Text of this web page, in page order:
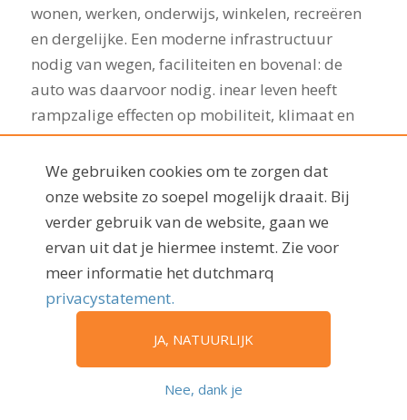
wonen, werken, onderwijs, winkelen, recreëren
en dergelijke. Een moderne infrastructuur
nodig van wegen, faciliteiten en bovenal: de
auto was daarvoor nodig. inear leven heeft
rampzalige effecten op mobiliteit, klimaat en
persoonlijke gezondheid. Denk alleen al aan het
dagelijkse aantal verkeersslachtoffers.
‘Wereldwijd sterven er 1,25 miljoen mensen per
jaar in het verkeer, dat wil zeggen 3287 doden
per dag. Dat is het equivalent van twintig
Boeing 737 Max-toestellen die elke dag
neerkomen. ‘
Naast de toekomst van werk, lonkt ook een
zelfrijdende auto’s in vloten zullen rijden,
We gebruiken cookies om te zorgen dat
onze website zo soepel mogelijk draait. Bij
verder gebruik van de website, gaan we
ervan uit dat je hiermee instemt. Zie voor
meer informatie het dutchmarq
privacystatement.
JA, NATUURLIJK
Nee, dank je